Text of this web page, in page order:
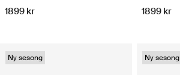
1899 kr 1899 kr
Ny sesong Ny sesong